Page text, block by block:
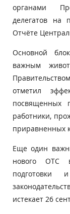
органами
делегатов на
Отчёте
Основной
важным
отметил
посвященных
работники,
приравненных
Еще один
нового ОТС в
подготовки
истекает 26